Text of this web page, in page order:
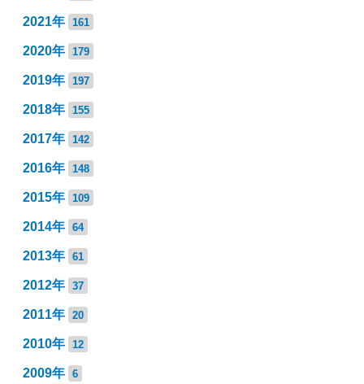
2021年 161
2020年 179
2019年 197
2018年 155
2017年 142
2016年 148
2015年 109
2014年 64
2013年 61
2012年 37
2011年 20
2010年 12
2009年 6